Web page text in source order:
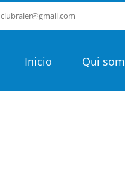
clubraier@gmail.com
Inicio Qui som